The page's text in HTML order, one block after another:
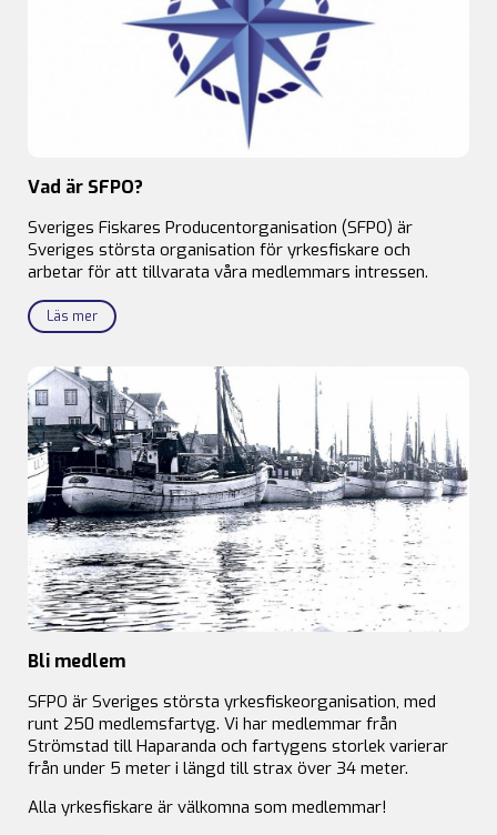
Vad är SFPO?
Sveriges Fiskares Producentorganisation (SFPO) är
Sveriges största organisation för yrkesfiskare och
arbetar för att tillvarata våra medlemmars intressen.
Läs mer
Bli medlem
SFPO är Sveriges största yrkesfiskeorganisation, med
runt 250 medlemsfartyg. Vi har medlemmar från
Strömstad till Haparanda och fartygens storlek varierar
från under 5 meter i längd till strax över 34 meter.
Alla yrkesfiskare är välkomna som medlemmar!